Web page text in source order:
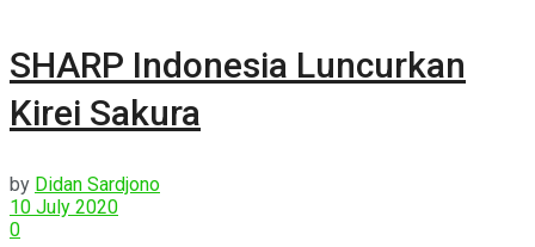
SHARP Indonesia Luncurkan
Kirei Sakura
by Didan Sardjono
10 July 2020
0